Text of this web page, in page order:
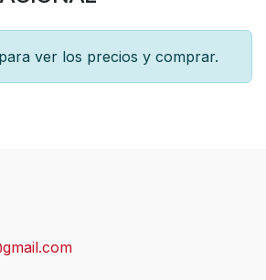
para ver los precios y comprar.